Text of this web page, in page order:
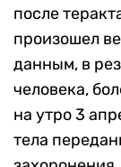
после
произошел
данным, в
человека,
на утро 3
тела